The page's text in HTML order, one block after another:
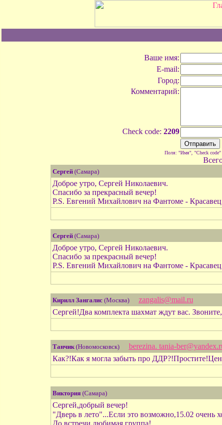
Ваше имя:
E-mail:
Город:
Комментарий:
Check code: 2209
Поля: "Имя", "Check code"
Сергей(Самара)
Доброе утро, Сергей Николаевич.
Спасибо за прекрасный вечер!
P.S. Евгений Михайлович на Фантоме -
Сергей(Самара)
Доброе утро, Сергей Николаевич.
Спасибо за прекрасный вечер!
P.S. Евгений Михайлович на Фантоме -
Кирилл Зангалис(Москва)
zangalis@mail.ru
Сергей!Два комплекта шахмат ждут вас. Звоните,
Танчик(Новомосковск)
berezina. tania-
Как?!Как я могла забыть про
Виктория(Самара)
Сергей,добрый вечер!
"Дверь в лето"...Если это возможно,15.02 очень
До встречи,любимая группа!